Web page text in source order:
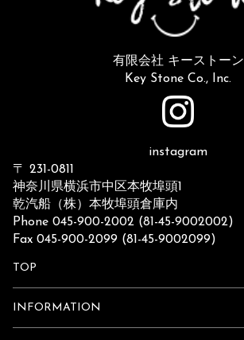
有限会社 キーストーン
Key Stone Co., Inc.
instagram
〒 231-0811
神奈川県横浜市中区本牧埠頭1
乾汽船（株）本牧埠頭倉庫内
Phone 045-900-2002 (81-45-9002002)
Fax 045-900-2099 (81-45-9002099)
TOP
INFORMATION